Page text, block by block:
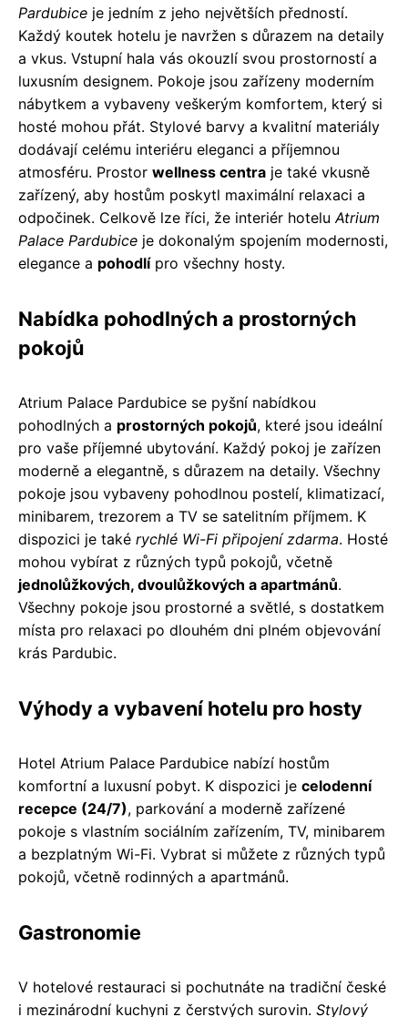
Pardubice je jedním z jeho největších předností.
Každý koutek hotelu je navržen s důrazem na detaily
a vkus. Vstupní hala vás okouzlí svou prostorností a
luxusním designem. Pokoje jsou zařízeny moderním
nábytkem a vybaveny veškerým komfortem, který si
hosté mohou přát. Stylové barvy a kvalitní materiály
dodávají celému interiéru eleganci a příjemnou
atmosféru. Prostor wellness centra je také vkusně
zařízený, aby hostům poskytl maximální relaxaci a
odpočinek. Celkově lze říci, že interiér hotelu Atrium
Palace Pardubice je dokonalým spojením modernosti,
elegance a pohodlípro všechny hosty.
Nabídka pohodlných a prostorných
pokojů
Atrium Palace Pardubice se pyšní nabídkou
pohodlných a prostorných pokojů, které jsou ideální
pro vaše příjemné ubytování. Každý pokoj je zařízen
moderně a elegantně, s důrazem na detaily. Všechny
pokoje jsou vybaveny pohodlnou postelí, klimatizací,
minibarem, trezorem a TV se satelitním příjmem. K
dispozici je také rychlé Wi-Fi připojení zdarma. Hosté
mohou vybírat z různých typů pokojů, včetně
jednolůžkových, dvoulůžkových a apartmánů.
Všechny pokoje jsou prostorné a světlé, s dostatkem
místa pro relaxaci po dlouhém dni plném objevování
krás Pardubic.
Výhody a vybavení hotelu pro hosty
Hotel Atrium Palace Pardubice nabízí hostům
komfortní a luxusní pobyt. K dispozici je celodenní
recepce (24/7), parkování a moderně zařízené
pokoje s vlastním sociálním zařízením, TV, minibarem
a bezplatným Wi-Fi. Vybrat si můžete z různých typů
pokojů, včetně rodinných a apartmánů.
Gastronomie
V hotelové restauraci si pochutnáte na tradiční české
i mezinárodní kuchyni z čerstvých surovin. Stylový